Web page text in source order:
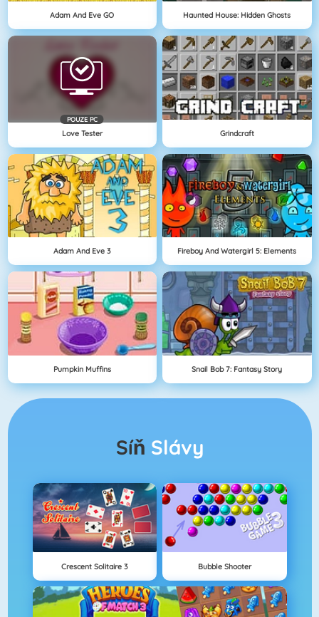
Adam And Eve GO Haunted House: Hidden Ghosts
POUZE PC
Love Tester Grindcraft
Adam And Eve 3 Fireboy And Watergirl 5: Elements
Pumpkin Muffins Snail Bob 7: Fantasy Story
Síň Slávy
Crescent Solitaire 3 Bubble Shooter